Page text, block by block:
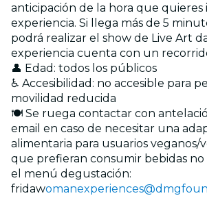
anticipación de la hora que quieres
experiencia. Si llega más de 5
podrá realizar el show de Live Art
experiencia cuenta con un
👤 Edad: todos los públicos
♿ Accesibilidad: no accesible para
movilidad reducida
🍽️ Se ruega contactar con
email en caso de necesitar una
alimentaria para usuarios veganos/
que prefieran consumir bebidas no
el menú degustación:
fridaw